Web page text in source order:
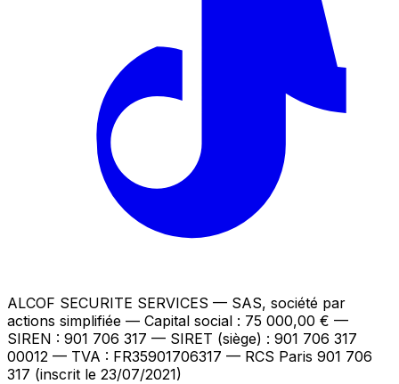
ALCOF SECURITE SERVICES — SAS, société par
actions simplifiée — Capital social : 75 000,00 € —
SIREN : 901 706 317 — SIRET (siège) : 901 706 317
00012 — TVA : FR35901706317 — RCS Paris 901 706
317 (inscrit le 23/07/2021)